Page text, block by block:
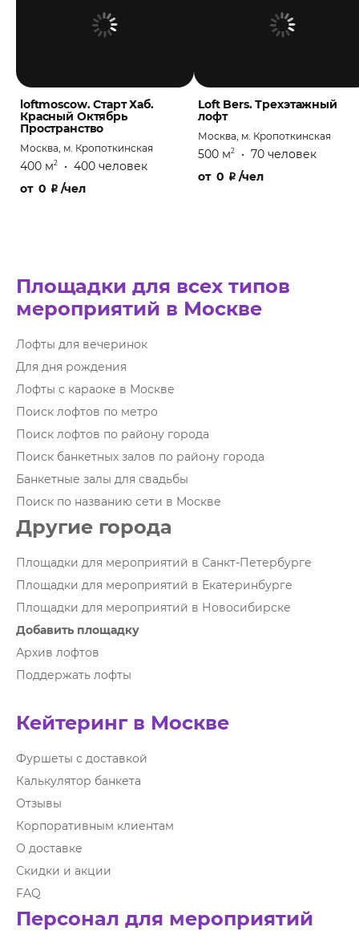
loftmoscow. Старт Хаб.
Красный Октябрь
Пространство
Москва, м. Кропоткинская
400 м2 • 400 человек
от0 ₽ /чел
Loft Bers. Трехэтажный
лофт
Москва, м. Кропоткинская
500 м2 • 70 человек
от0 ₽ /чел
Площадки для всех типов
мероприятий в Москве
Лофты для вечеринок
Для дня рождения
Лофты с караоке в Москве
Поиск лофтов по метро
Поиск лофтов по району города
Поиск банкетных залов по району города
Банкетные залы для свадьбы
Поиск по названию сети в Москве
Другие города
Площадки для мероприятий в Санкт-Петербурге
Площадки для мероприятий в Екатеринбурге
Площадки для мероприятий в Новосибирске
Добавить площадку
Архив лофтов
Поддержать лофты
Кейтеринг в Москве
Фуршеты с доставкой
Калькулятор банкета
Отзывы
Корпоративным клиентам
О доставке
Скидки и акции
FAQ
Персонал для мероприятий